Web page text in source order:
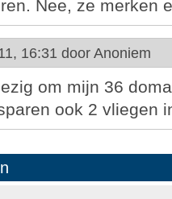
Nee, ze merken
16:31 door Anoniem
om mijn 36
ook 2 vliegen